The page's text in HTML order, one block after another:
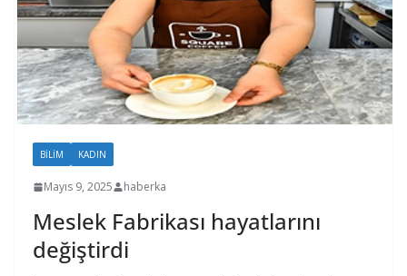
BILIM KADIN
Mayıs 9, 2025 haberka
Meslek Fabrikası hayatlarını
değiştirdi